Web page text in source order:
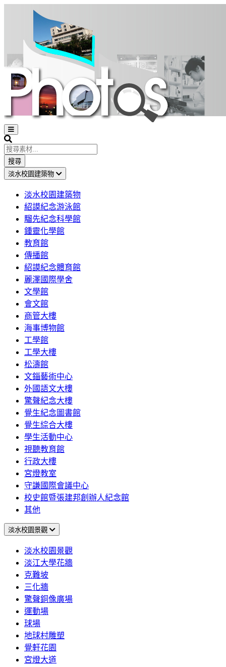
Open
sidebar
Search
搜尋
淡水校園建築物
淡水校園建築物
紹謨紀念游泳館
騮先紀念科學館
鍾靈化學館
教育館
傳播館
紹謨紀念體育館
麗澤國際學舍
文學館
會文館
商管大樓
海事博物館
工學館
工學大樓
松濤館
文錙藝術中心
外國語文大樓
驚聲紀念大樓
覺生紀念圖書館
覺生綜合大樓
學生活動中心
視聽教育館
行政大樓
宮燈教室
守謙國際會議中心
校史館暨張建邦創辦人紀念館
其他
淡水校園景觀
淡水校園景觀
淡江大學花牆
克難坡
三化牆
驚聲銅像廣場
運動場
球場
地球村雕塑
覺軒花園
宮燈大道